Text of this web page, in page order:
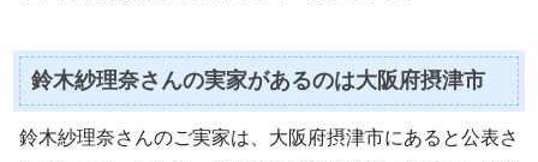
鈴木紗理奈さんの実家があるのは大阪府摂津市
鈴木紗理奈さんのご実家は、大阪府摂津市にあると公表さ